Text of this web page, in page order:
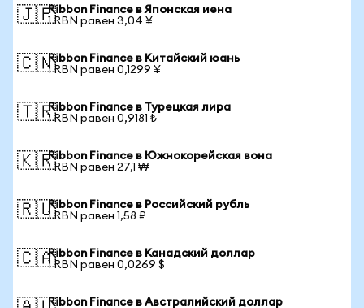
🇯🇵Ribbon Finance в Японская иена
1 RBN равен 3,04 ¥
🇨🇳Ribbon Finance в Китайский юань
1 RBN равен 0,1299 ¥
🇹🇷Ribbon Finance в Турецкая лира
1 RBN равен 0,9181 ₺
🇰🇷Ribbon Finance в Южнокорейская вона
1 RBN равен 27,1 ₩
🇷🇺Ribbon Finance в Российский рубль
1 RBN равен 1,58 ₽
🇨🇦Ribbon Finance в Канадский доллар
1 RBN равен 0,0269 $
Ribbon Finance в Австралийский доллар